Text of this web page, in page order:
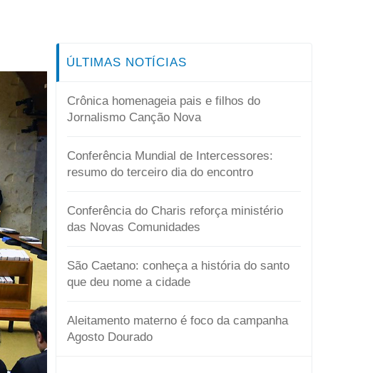
ÚLTIMAS NOTÍCIAS
Crônica homenageia pais e filhos do
Jornalismo Canção Nova
Conferência Mundial de Intercessores:
resumo do terceiro dia do encontro
Conferência do Charis reforça ministério
das Novas Comunidades
São Caetano: conheça a história do santo
que deu nome a cidade
Aleitamento materno é foco da campanha
Agosto Dourado